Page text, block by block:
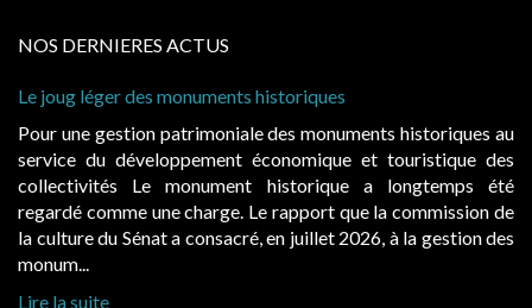
NOS DERNIERES ACTUS
Le joug léger des monuments historiques
Pour une gestion patrimoniale des monuments historiques au
service du développement économique et touristique des
collectivités Le monument historique a longtemps été
regardé comme une charge. Le rapport que la commission de
la culture du Sénat a consacré, en juillet 2026, à la gestion des
monum...
Lire la suite